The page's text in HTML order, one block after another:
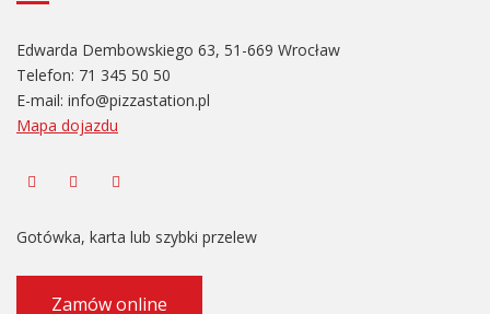
Edwarda Dembowskiego 63, 51-669 Wrocław
Telefon: 71 345 50 50
E-mail: info@pizzastation.pl
Mapa dojazdu
Gotówka, karta lub szybki przelew
Zamów online